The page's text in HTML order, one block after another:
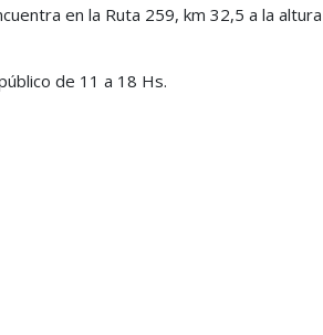
en la Ruta 259, km 32,5 a la altura
de 11 a 18 Hs.